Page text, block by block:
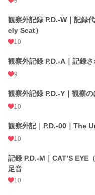
観察外記録 P.D.-W｜記録
ely Seat）
10
観察外記録 P.D.-A｜記録
9
観察外記録 P.D.-Y｜観察
10
観察外記｜P.D.-00｜The
10
記録 P.D.-M｜CAT’S EYE
足音
10